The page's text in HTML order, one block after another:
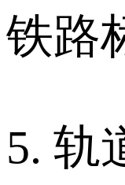
铁路
5. 轨